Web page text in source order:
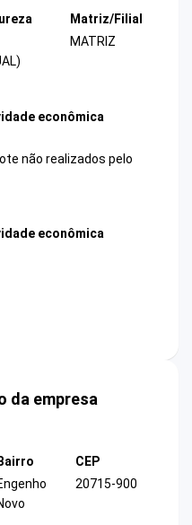
Matriz/Filial
MATRIZ
econômica
não realizados pelo
econômica
da empresa
Bairro
CEP
20715-900